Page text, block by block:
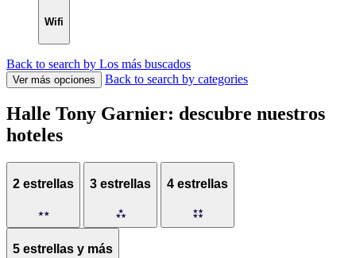
Wifi
Back to search by Los más buscados
Ver más opciones Back to search by categories
Halle Tony Garnier: descubre nuestros
hoteles
2 estrellas 3 estrellas 4 estrellas
5 estrellas y más